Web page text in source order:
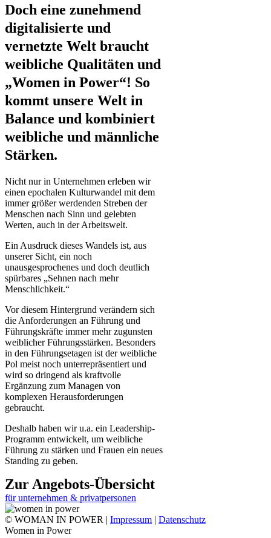
Doch eine zunehmend
digitalisierte und
vernetzte Welt braucht
weibliche Qualitäten und
„Women in Power“! So
kommt unsere Welt in
Balance und kombiniert
weibliche und männliche
Stärken.
Nicht nur in Unternehmen erleben wir
einen epochalen Kulturwandel mit dem
immer größer werdenden Streben der
Menschen nach Sinn und gelebten
Werten, auch in der Arbeitswelt.
Ein Ausdruck dieses Wandels ist, aus
unserer Sicht, ein noch
unausgesprochenes und doch deutlich
spürbares „Sehnen nach mehr
Menschlichkeit.“
Vor diesem Hintergrund verändern sich
die Anforderungen an Führung und
Führungskräfte immer mehr zugunsten
weiblicher Führungsstärken. Besonders
in den Führungsetagen ist der weibliche
Pol meist noch unterrepräsentiert und
wird so dringend als kraftvolle
Ergänzung zum Managen von
komplexen Herausforderungen
gebraucht.
Deshalb haben wir u.a. ein Leadership-
Programm entwickelt, um weibliche
Führung zu stärken und Frauen ein neues
Standing zu geben.
Zur Angebots-Übersicht
für unternehmen & privatpersonen
© WOMAN IN POWER | Impressum | Datenschutz
Women in Power